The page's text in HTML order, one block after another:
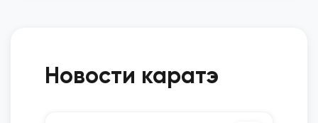
Новости каратэ